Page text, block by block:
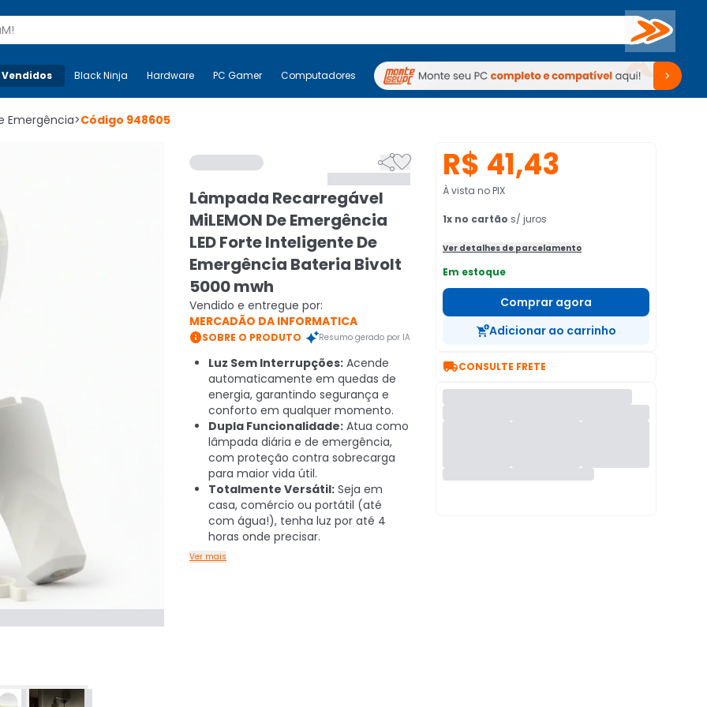
Buscar
Mais-v- Black Ninja Hardware PC Gamer Computadores Periféricos TV Venda no KaBuM!
Black Ninja Hardware PC Gamer Computadores Periféricos TV Venda no KaBuM!
Emergência>Código 948605

Lâmpada Recarregável
MiLEMON De Emergência
LED Forte Inteligente De
Emergência Bateria Bivolt
5000 mwh
Vendido e entregue por:
MERCADÃO DA INFORMATICA
SOBRE O PRODUTO Resumo gerado por IA
Luz Sem Interrupções: Acende
automaticamente em quedas de
energia, garantindo segurança e
conforto em qualquer momento.
Dupla Funcionalidade: Atua como
lâmpada diária e de emergência,
com proteção contra sobrecarga
para maior vida útil.
Totalmente Versátil: Seja em
casa, comércio ou portátil (até
com água!), tenha luz por até 4
horas onde precisar.
Ver mais
R$ 41,43
À vista no PIX
1x no cartão s/ juros
Ver detalhes de parcelamento
Em estoque
Comprar agora
Adicionar ao carrinho
CONSULTE FRETE